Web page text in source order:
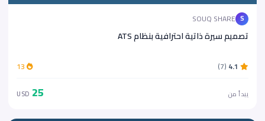
S
SOUQ SHARE
تصميم سيرة ذاتية احترافية بنظام ATS
4.1
(7)
يبدأ من 25
USD